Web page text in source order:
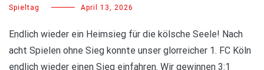
Spieltag April 13, 2026
Endlich wieder ein Heimsieg für die kölsche Seele! Nach
acht Spielen ohne Sieg konnte unser glorreicher 1. FC Köln
endlich wieder einen Sieg einfahren. Wir gewinnen 3:1